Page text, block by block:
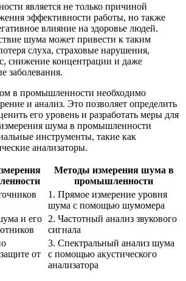
является не только причиной
эффективности работы, но также
влияние на здоровье людей.
шума может привести к таким
слуха, страховые нарушения,
снижение концентрации и даже
заболевания.
в промышленности необходимо
и анализ. Это позволяет определить
его уровень и разработать меры для
шума в промышленности
инструменты, такие как
анализаторы.
Методы измерения шума в
промышленности
1. Прямое измерение уровня
шума с помощью шумомера
и его
2. Частотный анализ звукового
сигнала
от
3. Спектральный анализ шума
с помощью акустического
анализатора